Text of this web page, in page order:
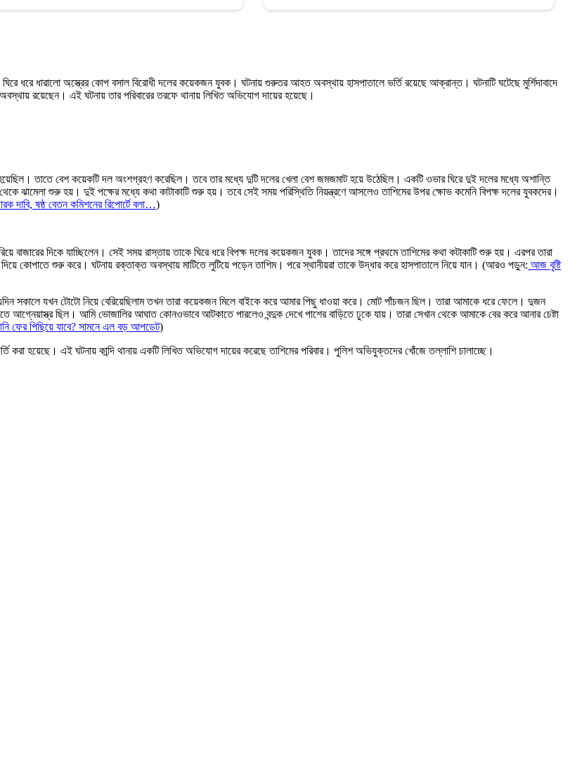
ধরে ধারালো অস্ত্রের কোপ বসাল বিরোধী দলের কয়েকজন যুবক। ঘটনায় গুরুতর আহত অবস্থায় হাসপাতালে ভর্তি রয়েছে আক্রান্ত। ঘটনাটি ঘটেছে মুর্শিদাবাদে
রয়েছেন। এই ঘটনায় তার পরিবারের তরফে থানায় লিখিত অভিযোগ দায়ের হয়েছে।
তাতে বেশ কয়েকটি দল অংশগ্রহণ করেছিল। তবে তার মধ্যে দুটি দলের খেলা বেশ জমজমাট হয়ে উঠেছিল। একটি ওভার ঘিরে দুই দলের মধ্যে অশান্তি
ঝামেলা শুরু হয়। দুই পক্ষের মধ্যে কথা কাটাকাটি শুরু হয়। তবে সেই সময় পরিস্থিতি নিয়ন্ত্রণে আসলেও তাশিমের উপর ক্ষোভ কমেনি বিপক্ষ দলের যুবকদের।
দাবি, ষষ্ঠ বেতন কমিশনের রিপোর্টে বলা…)
বাজারের দিকে যাচ্ছিলেন। সেই সময় রাস্তায় তাকে ঘিরে ধরে বিপক্ষ দলের কয়েকজন যুবক। তাদের সঙ্গে প্রথমে তাশিমের কথা কটাকাটি শুরু হয়। এরপর তারা
কোপাতে শুরু করে। ঘটনায় রক্তাক্ত অবস্থায় মাটিতে লুটিয়ে পড়েন তাশিম। পরে স্থানীয়রা তাকে উদ্ধার করে হাসপাতালে নিয়ে যান। (আরও পড়ুন: আজ বৃষ্টি
সকালে যখন টোটো নিয়ে বেরিয়েছিলাম তখন তারা কয়েকজন মিলে বাইকে করে আমার পিছু ধাওয়া করে। মোট পাঁচজন ছিল। তারা আমাকে ধরে ফেলে। দুজন
ছিল। আমি ভোজালির আঘাত কোনওভাবে আটকাতে পারলেও বন্দুক দেখে পাশের বাড়িতে ঢুকে যায়। তারা সেখান থেকে আমাকে বের করে আনার চেষ্টা
ফের পিছিয়ে যাবে? সামনে এল বড় আপডেট)
করা হয়েছে। এই ঘটনায় কান্দি থানায় একটি লিখিত অভিযোগ দায়ের করেছে তাশিমের পরিবার। পুলিশ অভিযুক্তদের খোঁজে তল্লাশি চালাচ্ছে।